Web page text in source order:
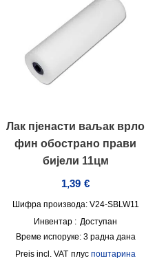
Лак пјенасти ваљак врло
фин обострано прави
бијели 11цм
1,39 €
Шифра производа: V24-SBLW11
Инвентар : Доступан
Време испоруке: 3 радна дана
incl. VAT плус поштарина